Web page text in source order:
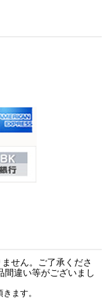
せん。ご了承くださ
間違い等がございまし
ます。